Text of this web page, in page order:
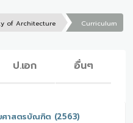
of Architecture Curriculum
ป.เอก อื่นๆ
าสตรบัณฑิต (2563)